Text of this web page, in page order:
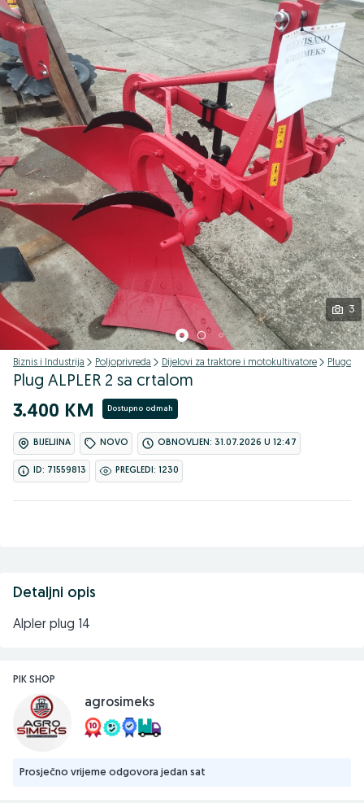
Podijeli
3
Biznis i Industrija Poljoprivreda Dijelovi za traktore i motokultivatore Plugovi
Plug ALPLER 2 sa crtalom
3.400 KM Dostupno odmah
BIJELJINA NOVO OBNOVLJEN: 31.07.2026 U 12:47
ID: 71559813 PREGLEDI: 1230
Detaljni opis
Alpler plug 14
PIK SHOP
agrosimeks
Prosječno vrijeme odgovora jedan sat